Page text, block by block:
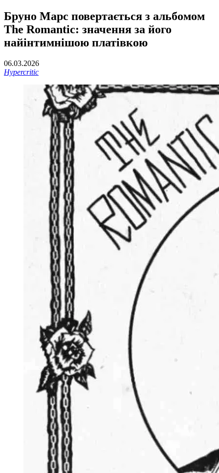
Бруно Марс повертається з альбомом
The Romantic: значення за його
найінтимнішою платівкою
06.03.2026
Hypercritic